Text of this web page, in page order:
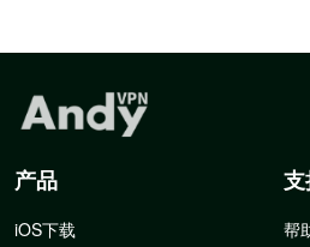
产品
iOS下载
帮